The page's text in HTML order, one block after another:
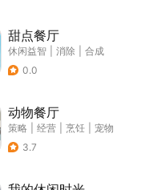
甜点餐厅
休闲益智 消除
合成
0.0
动物餐厅
策略 经营 烹饪
宠物
3.7